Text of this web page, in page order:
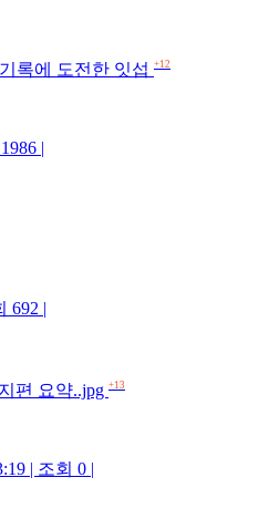
록에 도전한 잇섭 +12
|
692 |
편 요약..jpg +13
| 조회 0 |